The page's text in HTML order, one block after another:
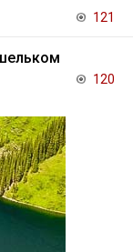
121
120